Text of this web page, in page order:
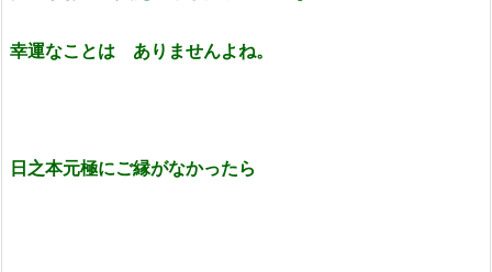
幸運なことは ありませんよね。
日之本元極にご縁がなかったら